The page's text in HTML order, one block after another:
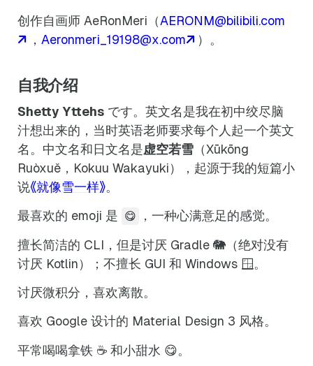
创作自画师 AeRonMeri（AERONM@bilibili.com
，Aeronmeri_19198@x.com ）。
自我介绍
Shetty Yttehs です。英文名是我在初中绞尽脑
汁想出来的，当时英语老师要求每个人起一个英文
名。中文名和日文名是虚空若雪 （Xūkōng
Ruòxuě，Kokuu Wakayuki），起源于我的短篇小
说《就像雪一样》。
最喜欢的 emoji 是 😋
，一种心满意足的感觉。
擅长简洁的 CLI，但是讨厌 Gradle 🐘（绝对没有
讨厌 Kotlin）；不擅长 GUI 和 Windows 🪟。
讨厌微积分，喜欢离散。
喜欢 Google 设计的 Material Design 3 风格。
平常喝喝拿铁 ☕ 和小甜水 😋。